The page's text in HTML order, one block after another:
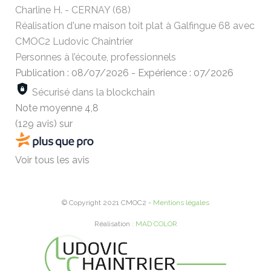
Charline H. - CERNAY (68)
Réalisation d'une maison toit plat à Galfingue 68 avec
CMOC2 Ludovic Chaintrier
Personnes à l’écoute, professionnels
Publication : 08/07/2026 - Expérience : 07/2026
Sécurisé dans la blockchain
Note moyenne 4,8
(129 avis) sur
Voir tous les avis
© Copyright 2021 CMOC2 - Mentions légales
Réalisation : MAD COLOR